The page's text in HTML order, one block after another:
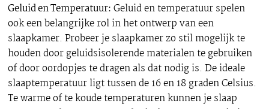
Geluid en Temperatuur: Geluid en temperatuur spelen
ook een belangrijke rol in het ontwerp van een
slaapkamer. Probeer je slaapkamer zo stil mogelijk te
houden door geluidsisolerende materialen te gebruiken
of door oordopjes te dragen als dat nodig is. De ideale
slaaptemperatuur ligt tussen de 16 en 18 graden Celsius.
Te warme of te koude temperaturen kunnen je slaap